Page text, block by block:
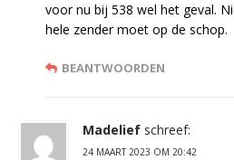
voor nu bij 538 wel het geval.
hele zender moet op de schop.
BEANTWOORDEN
Madelief schreef:
24 MAART 2023 OM 20:42